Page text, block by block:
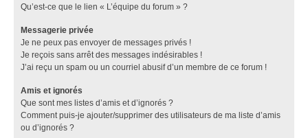
Qu’est-ce que le lien « L’équipe du forum » ?
Messagerie privée
Je ne peux pas envoyer de messages privés !
Je reçois sans arrêt des messages indésirables !
J’ai reçu un spam ou un courriel abusif d’un membre de ce forum !
Amis et ignorés
Que sont mes listes d’amis et d’ignorés ?
Comment puis-je ajouter/supprimer des utilisateurs de ma liste d’amis
ou d’ignorés ?